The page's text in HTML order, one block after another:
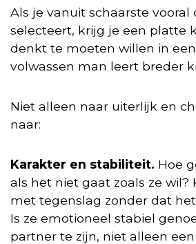
Als je vanuit schaarste vooral
selecteert, krijg je een platte
denkt te moeten willen in een
volwassen man leert breder
Niet alleen naar uiterlijk en
naar:
Karakter en stabiliteit. Hoe
als het niet gaat zoals ze wil?
met tegenslag zonder dat
Is ze emotioneel stabiel
partner te zijn, niet alleen